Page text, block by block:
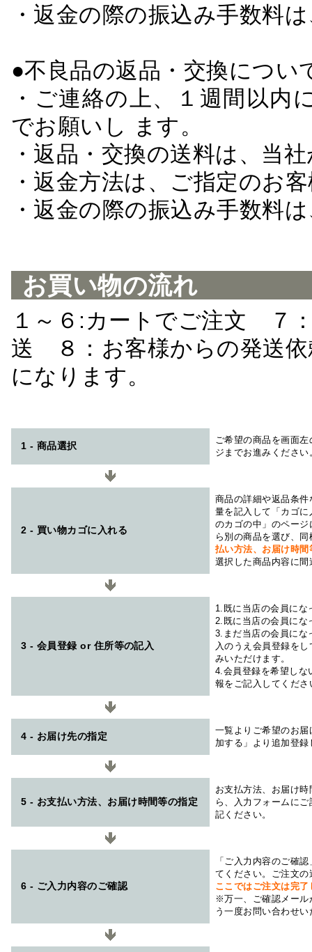
・返金の際の振込み手数料
●不良品の返品・交換につい
・ご連絡の上、１週間以
でお願いし ます。
・返品・交換の送料は、当
・返金方法は、ご指定のお
・返金の際の振込み手数料
お買い物の流れ
１～６:カートでご注文 ７
送 ８：お客様からの発送
になります。
1 - 商品選択
ご希望の商品を画面
ジまでお進みください
2 - 買い物カゴに入れる
商品の詳細や返品条
量を記入して「カゴ
のカゴの中」のペー
ら別の商品を選び、
払い方法、お届け時
選択した商品内容に
3 - 会員登録 or 住所等の記入
1.既に当店の会員にな
2.既に当店の会員にな
3.まだ当店の会員にな
入のうえ会員登録を
みいただけます。
4.会員登録を希望しな
報をご記入してくださ
4 - お届け先の指定
一覧よりご希望のお
加する」より追加登
5 - お支払い方法、お届け時間等の指定
お支払方法、お届け
ら、入力フォームに
記ください。
6 - ご入力内容のご確認
「ご入力内容のご確
てください。ご注文
ここではご注文は完
※万一、ご確認メール
う一度お問い合わせ